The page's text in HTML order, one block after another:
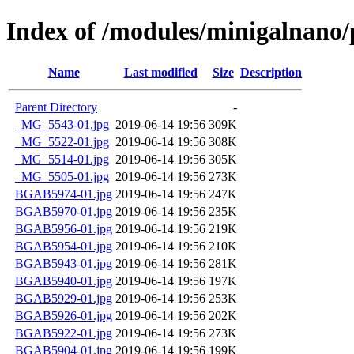
Index of /modules/
Name Last modified Size Description
Parent Directory
-
_MG_5543-01.jpg 2019-06-14 19:56 309K
_MG_5522-01.jpg 2019-06-14 19:56 308K
_MG_5514-01.jpg 2019-06-14 19:56 305K
_MG_5505-01.jpg 2019-06-14 19:56 273K
BGAB5974-01.jpg 2019-06-14 19:56 247K
BGAB5970-01.jpg 2019-06-14 19:56 235K
BGAB5956-01.jpg 2019-06-14 19:56 219K
BGAB5954-01.jpg 2019-06-14 19:56 210K
BGAB5943-01.jpg 2019-06-14 19:56 281K
BGAB5940-01.jpg 2019-06-14 19:56 197K
BGAB5929-01.jpg 2019-06-14 19:56 253K
BGAB5926-01.jpg 2019-06-14 19:56 202K
BGAB5922-01.jpg 2019-06-14 19:56 273K
BGAB5904-01.jpg 2019-06-14 19:56 199K